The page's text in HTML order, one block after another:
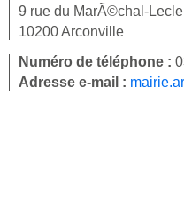
9 rue du MarÃ©chal-
10200 Arconville
Numéro de téléphone :
Adresse e-mail :